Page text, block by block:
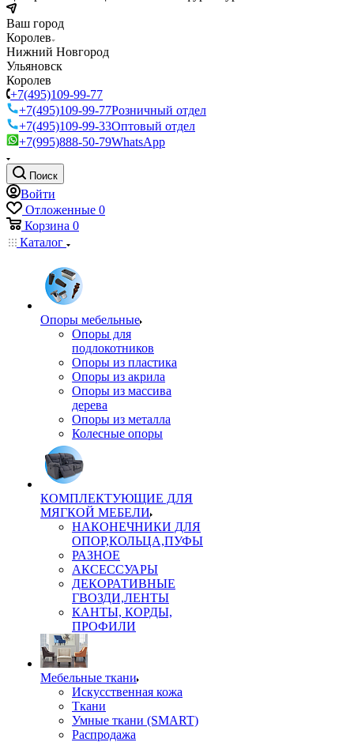
Ваш город
Королев
Нижний Новгород
Ульяновск
Королев
+7(495)109-99-77
+7(495)109-99-77Розничный отдел
+7(495)109-99-33Оптовый отдел
+7(995)888-50-79WhatsApp
Поиск
Войти
Отложенные 0
Корзина 0
Каталог
Опоры мебельные
Опоры для
подлокотников
Опоры из пластика
Опоры из акрила
Опоры из массива
дерева
Опоры из металла
Колесные опоры
КОМПЛЕКТУЮЩИЕ ДЛЯ
МЯГКОЙ МЕБЕЛИ
НАКОНЕЧНИКИ ДЛЯ
ОПОР,КОЛЬЦА,ПУФЫ
РАЗНОЕ
АКСЕССУАРЫ
ДЕКОРАТИВНЫЕ
ГВОЗДИ,ЛЕНТЫ
КАНТЫ, КОРДЫ,
ПРОФИЛИ
Мебельные ткани
Искусственная кожа
Ткани
Умные ткани (SMART)
Распродажа